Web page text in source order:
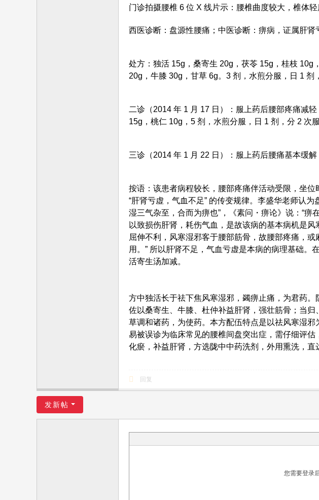
门诊拍摄腰椎 6 位 X 线片示：腰椎曲度较大，椎体
西医诊断：盘源性腰痛；中医诊断：痹病，证属肝
处方：独活 15g，桑寄生 20g，茯苓 15g，桂枝
20g，牛膝 30g，甘草 6g。3 剂，水煎分服，日 1 剂
二诊（2014 年 1 月 17 日）：服上药后腰部疼痛减
15g，桃仁 10g，5 剂，水煎分服，日 1 剂，分 2 次服
三诊（2014 年 1 月 22 日）：服上药后腰痛基本缓
按语：该患者病程较长，腰部疼痛伴活动受限，坐
“肝肾亏虚，气血不足” 的传变规律。李盛华老师认
湿三气杂至，合而为痹也”，《素问・痹论》说：“痹
以致损伤肝肾，耗伤气血，是故该病的基本病机是
屈伸不利，风寒湿邪客于腰部筋骨，故腰部疼痛，
用。” 所以肝肾不足，气血亏虚是本病的病理基础
活寄生汤加减。
方中独活长于祛下焦风寒湿邪，蠲痹止痛，为君药
佐以桑寄生、牛膝、杜仲补益肝肾，强壮筋骨；当
草调和诸药，为使药。本方配伍特点是以祛风寒湿
易被误诊为临床常见的腰椎间盘突出症，需仔细评
化瘀，补益肝肾，方选陇中中药洗剂，外用熏洗，直
回复
发新帖
您需要登录